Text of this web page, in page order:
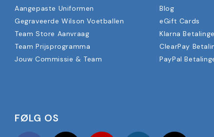
Aangepaste Uniformen
Gegraveerde Wilson Voetballen
Team Store Aanvraag
Team Prijsprogramma
Jouw Commissie & Team
Blog
eGift Cards
Klarna
ClearPay
PayPal
FØLG OS